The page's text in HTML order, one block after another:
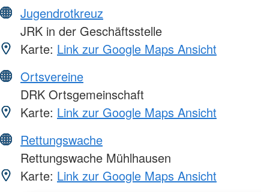
Jugendrotkreuz
JRK in der Geschäftsstelle
Karte: Link zur Google Maps Ansicht
Ortsvereine
DRK Ortsgemeinschaft
Karte: Link zur Google Maps Ansicht
Rettungswache
Rettungswache Mühlhausen
Karte: Link zur Google Maps Ansicht